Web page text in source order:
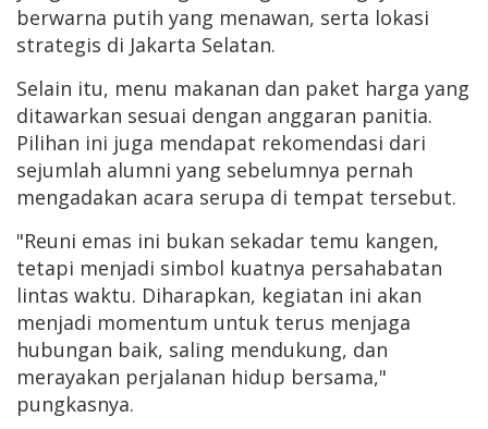
berwarna putih yang menawan, serta lokasi
strategis di Jakarta Selatan.
Selain itu, menu makanan dan paket harga yang
ditawarkan sesuai dengan anggaran panitia.
Pilihan ini juga mendapat rekomendasi dari
sejumlah alumni yang sebelumnya pernah
mengadakan acara serupa di tempat tersebut.
"Reuni emas ini bukan sekadar temu kangen,
tetapi menjadi simbol kuatnya persahabatan
lintas waktu. Diharapkan, kegiatan ini akan
menjadi momentum untuk terus menjaga
hubungan baik, saling mendukung, dan
merayakan perjalanan hidup bersama,"
pungkasnya.